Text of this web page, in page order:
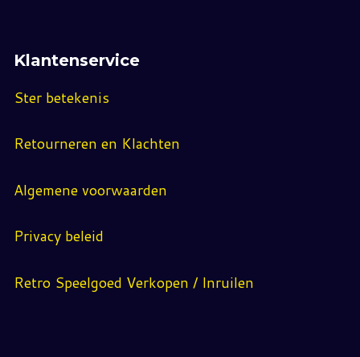
Klantenservice
Ster betekenis
Retourneren en Klachten
Algemene voorwaarden
Privacy beleid
Retro Speelgoed Verkopen / Inruilen